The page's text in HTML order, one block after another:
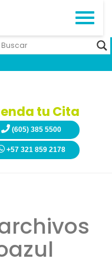
tu Cita
(605) 385 5500
+57 321 859 2178